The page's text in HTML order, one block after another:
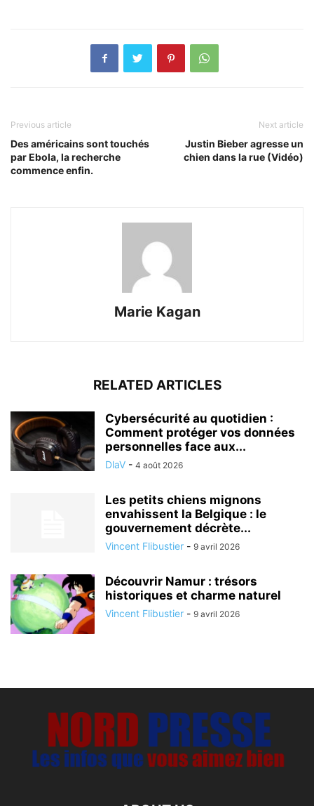
Previous article
Des américains sont touchés
par Ebola, la recherche
commence enfin.
Next article
Justin Bieber agresse un
chien dans la rue (Vidéo)
Marie Kagan
RELATED ARTICLES
Cybersécurité au quotidien :
Comment protéger vos données
personnelles face aux...
DlaV - 4 août 2026
Les petits chiens mignons
envahissent la Belgique : le
gouvernement décrète...
Vincent Flibustier - 9 avril 2026
Découvrir Namur : trésors
historiques et charme naturel
Vincent Flibustier - 9 avril 2026